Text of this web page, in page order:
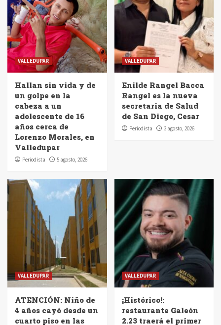
VALLEDUPAR
Hallan sin vida y de
un golpe en la
cabeza a un
adolescente de 16
años cerca de
Lorenzo Morales, en
Valledupar
Periodista 5 agosto, 2026
VALLEDUPAR
Enilde Rangel Bacca
Rangel es la nueva
secretaria de Salud
de San Diego, Cesar
Periodista 3 agosto, 2026
VALLEDUPAR
ATENCIÓN: Niño de
4 años cayó desde un
cuarto piso en las
VALLEDUPAR
¡Histórico!:
restaurante Galeón
2.23 traerá el primer